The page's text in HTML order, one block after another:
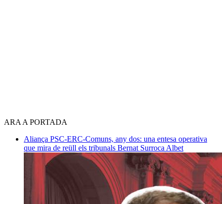
ARA A PORTADA
Aliança PSC-ERC-Comuns, any dos: una entesa operativa
que mira de reüll els tribunals Bernat Surroca Albet